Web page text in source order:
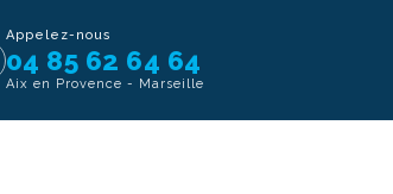
Appelez-nous
04 85 62 64 64
Aix en Provence - Marseille